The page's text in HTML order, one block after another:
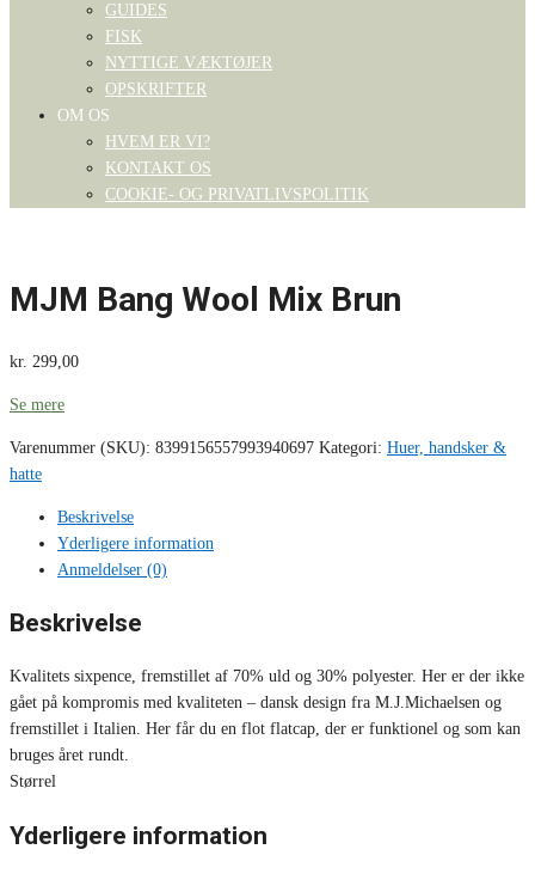
GUIDES
FISK
NYTTIGE VÆKTØJER
OPSKRIFTER
OM OS
HVEM ER VI?
KONTAKT OS
COOKIE- OG PRIVATLIVSPOLITIK
MJM Bang Wool Mix Brun
kr. 299,00
Se mere
Varenummer (SKU): 8399156557993940697 Kategori: Huer, handsker &
hatte
Beskrivelse
Yderligere information
Anmeldelser (0)
Beskrivelse
Kvalitets sixpence, fremstillet af 70% uld og 30% polyester. Her er der ikke
gået på kompromis med kvaliteten – dansk design fra M.J.Michaelsen og
fremstillet i Italien. Her får du en flot flatcap, der er funktionel og som kan
bruges året rundt.
Størrel
Yderligere information